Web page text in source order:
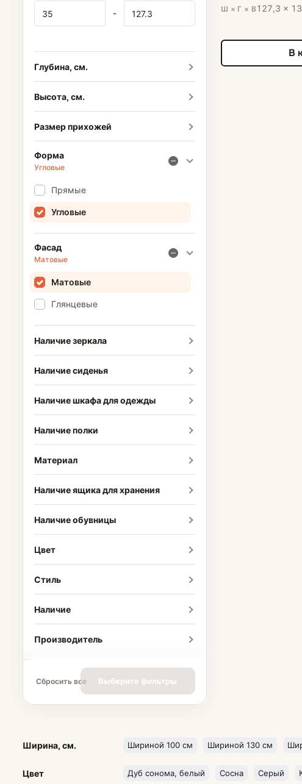
-
Глубина, см.
Высота, см.
Размер прихожей
Угловые
Форма
Прямые
Угловые
Матовые
Фасад
Матовые
Глянцевые
Наличие зеркала
Наличие сиденья
Наличие шкафа для одежды
Наличие полки
Материал
Наличие ящика для хранения
Наличие обувницы
Цвет
Стиль
Наличие
Производитель
Сбросить все Выберите фильтры
Ш × Г × В127,3 ×
В
Ширина, см. Шириной 100 см Шириной 130 см
Цвет Дуб сонома, белый Сосна Серый